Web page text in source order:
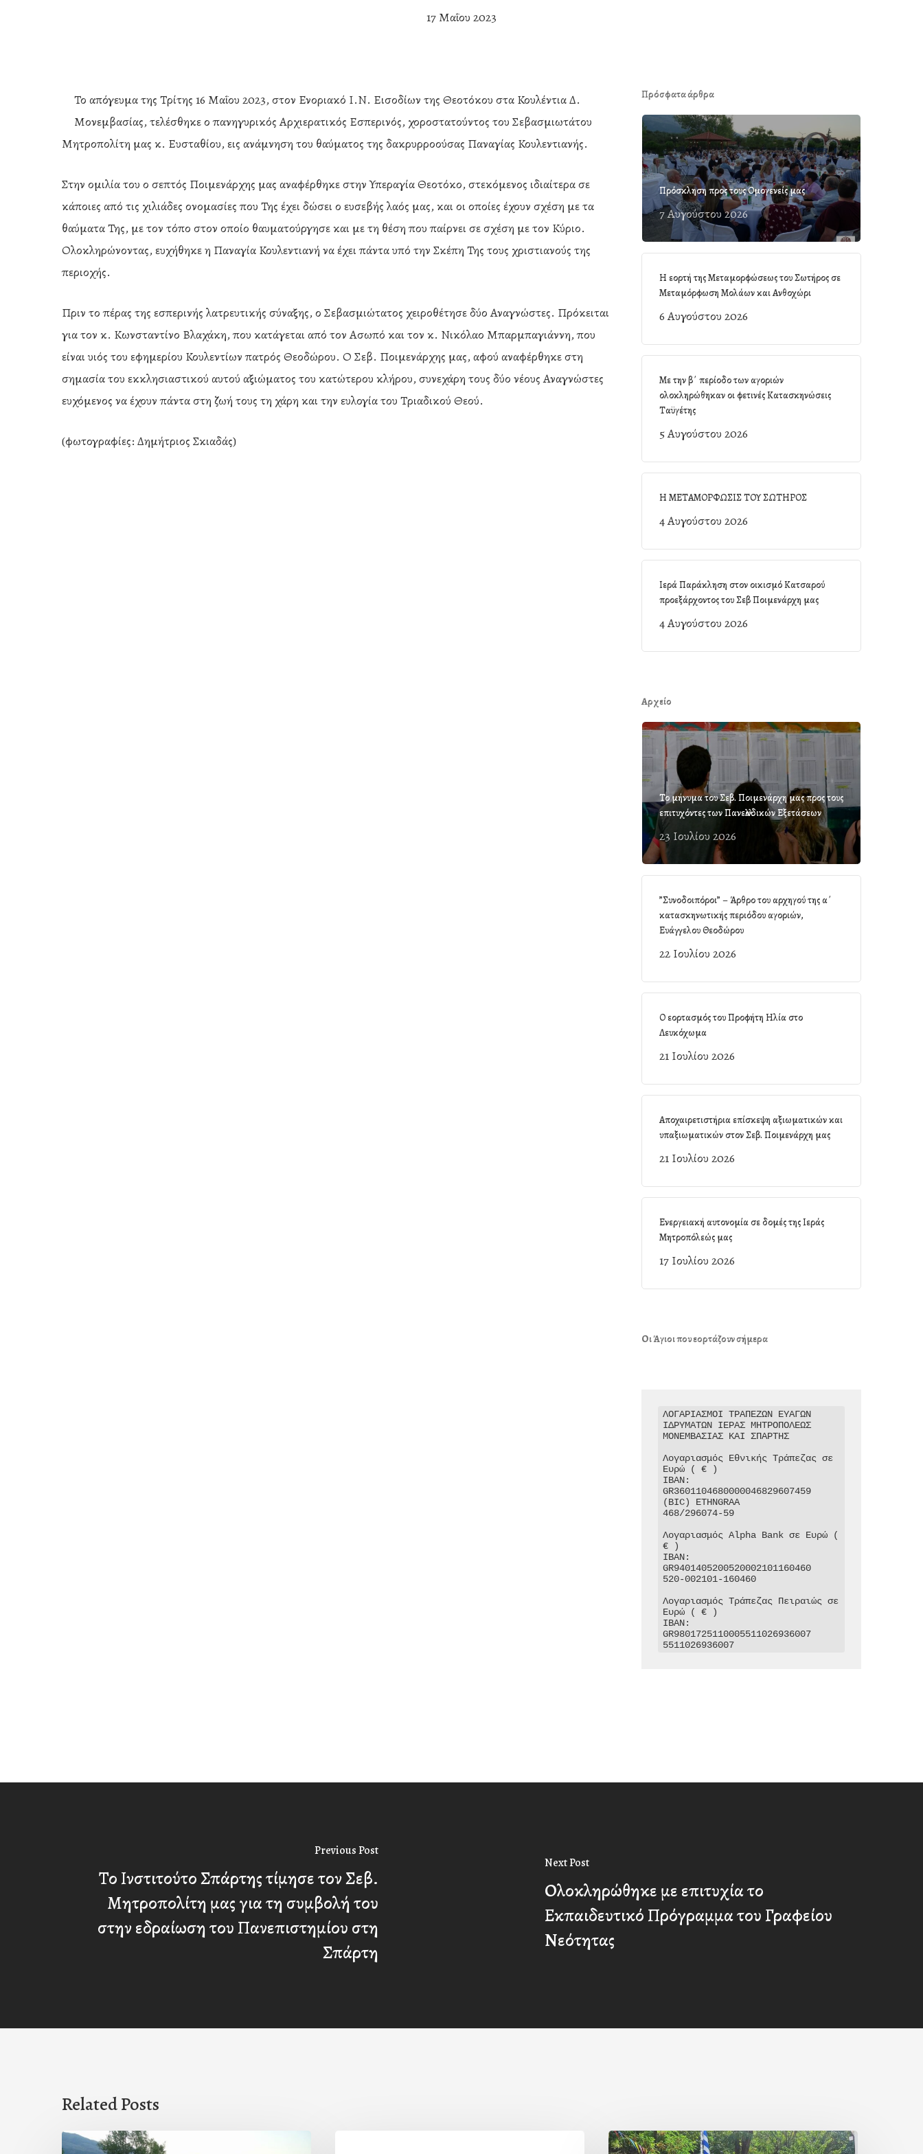
Hit enter to search or ESC to close
17 Μαΐου 2023
Το απόγευμα της Τρίτης 16 Μαΐου 2023, στον Ενοριακό Ι.Ν. Εισοδίων της Θεοτόκου στα Κουλέντια Δ.
Μονεμβασίας, τελέσθηκε ο πανηγυρικός Αρχιερατικός Εσπερινός, χοροστατούντος του Σεβασμιωτάτου
Μητροπολίτη μας κ. Ευσταθίου, εις ανάμνηση του θαύματος της δακρυρροούσας Παναγίας Κουλεντιανής.
Στην ομιλία του ο σεπτός Ποιμενάρχης μας αναφέρθηκε στην Υπεραγία Θεοτόκο, στεκόμενος ιδιαίτερα σε
κάποιες από τις χιλιάδες ονομασίες που Της έχει δώσει ο ευσεβής λαός μας, και οι οποίες έχουν σχέση με τα
θαύματα Της, με τον τόπο στον οποίο θαυματούργησε και με τη θέση που παίρνει σε σχέση με τον Κύριο.
Ολοκληρώνοντας, ευχήθηκε η Παναγία Κουλεντιανή να έχει πάντα υπό την Σκέπη Της τους χριστιανούς της
περιοχής.
Πριν το πέρας της εσπερινής λατρευτικής σύναξης, ο Σεβασμιώτατος χειροθέτησε δύο Αναγνώστες. Πρόκειται
για τον κ. Κωνσταντίνο Βλαχάκη, που κατάγεται από τον Ασωπό και τον κ. Νικόλαο Μπαρμπαγιάννη, που
είναι υιός του εφημερίου Κουλεντίων πατρός Θεοδώρου. Ο Σεβ. Ποιμενάρχης μας, αφού αναφέρθηκε στη
σημασία του εκκλησιαστικού αυτού αξιώματος του κατώτερου κλήρου, συνεχάρη τους δύο νέους Αναγνώστες
ευχόμενος να έχουν πάντα στη ζωή τους τη χάρη και την ευλογία του Τριαδικού Θεού.
(φωτογραφίες: Δημήτριος Σκιαδάς)
Πρόσφατα άρθρα
Πρόσκληση προς τους Ομογενείς μας
7 Αυγούστου 2026
Η εορτή της Μεταμορφώσεως του Σωτήρος σε
Μεταμόρφωση Μολάων και Ανθοχώρι
6 Αυγούστου 2026
Με την β΄ περίοδο των αγοριών
ολοκληρώθηκαν οι φετινές Κατασκηνώσεις
Ταϋγέτης
5 Αυγούστου 2026
Η ΜΕΤΑΜΟΡΦΩΣΙΣ ΤΟΥ ΣΩΤΗΡΟΣ
4 Αυγούστου 2026
Ιερά Παράκληση στον οικισμό Κατσαρού
προεξάρχοντος του Σεβ Ποιμενάρχη μας
4 Αυγούστου 2026
Αρχείο
Το μήνυμα του Σεβ. Ποιμενάρχη μας προς τους
επιτυχόντες των Πανελλαδικών Εξετάσεων
23 Ιουλίου 2026
”Συνοδοιπόροι” – Άρθρο του αρχηγού της α΄
κατασκηνωτικής περιόδου αγοριών,
Ευάγγελου Θεοδώρου
22 Ιουλίου 2026
Ο εορτασμός του Προφήτη Ηλία στο
Λευκόχωμα
21 Ιουλίου 2026
Αποχαιρετιστήρια επίσκεψη αξιωματικών και
υπαξιωματικών στον Σεβ. Ποιμενάρχη μας
21 Ιουλίου 2026
Ενεργειακή αυτονομία σε δομές της Ιεράς
Μητροπόλεώς μας
17 Ιουλίου 2026
Οι Άγιοι που εορτάζουν σήμερα
ΛΟΓΑΡΙΑΣΜΟΙ ΤΡΑΠΕΖΩΝ ΕΥΑΓΩΝ
ΙΔΡΥΜΑΤΩΝ ΙΕΡΑΣ ΜΗΤΡΟΠΟΛΕΩΣ
ΜΟΝΕΜΒΑΣΙΑΣ ΚΑΙ ΣΠΑΡΤΗΣ
Λογαριασμός Εθνικής Τράπεζας σε
Ευρώ ( € )
IBAN:
GR3601104680000046829607459
(BIC) ETHNGRAA
468/296074-59
Λογαριασμός Alpha Bank σε Ευρώ (
€ )
IBAN:
GR9401405200520002101160460
520-002101-160460
Λογαριασμός Τράπεζας Πειραιώς σε
Ευρώ ( € )
IBAN:
GR9801725110005511026936007
5511026936007
Previous Post
Το Ινστιτούτο Σπάρτης τίμησε τον Σεβ.
Μητροπολίτη μας για τη συμβολή του
στην εδραίωση του Πανεπιστημίου στη
Σπάρτη
Next Post
Ολοκληρώθηκε με επιτυχία το
Εκπαιδευτικό Πρόγραμμα του Γραφείου
Νεότητας
Related Posts
Πρόσκληση Με